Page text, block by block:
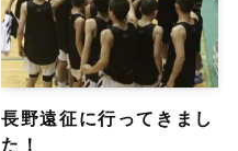
長野遠征に行ってきまし
た！